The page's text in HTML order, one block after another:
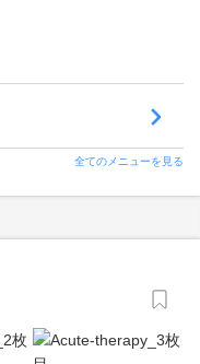
全てのメニューを見る